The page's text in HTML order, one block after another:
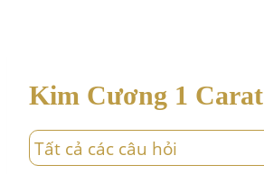
Kim Cương 1 Carat